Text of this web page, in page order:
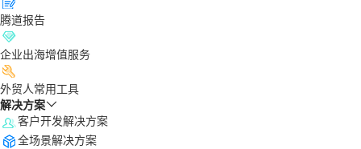
腾道报告
企业出海增值服务
外贸人常用工具
解决方案
客户开发解决方案
全场景解决方案